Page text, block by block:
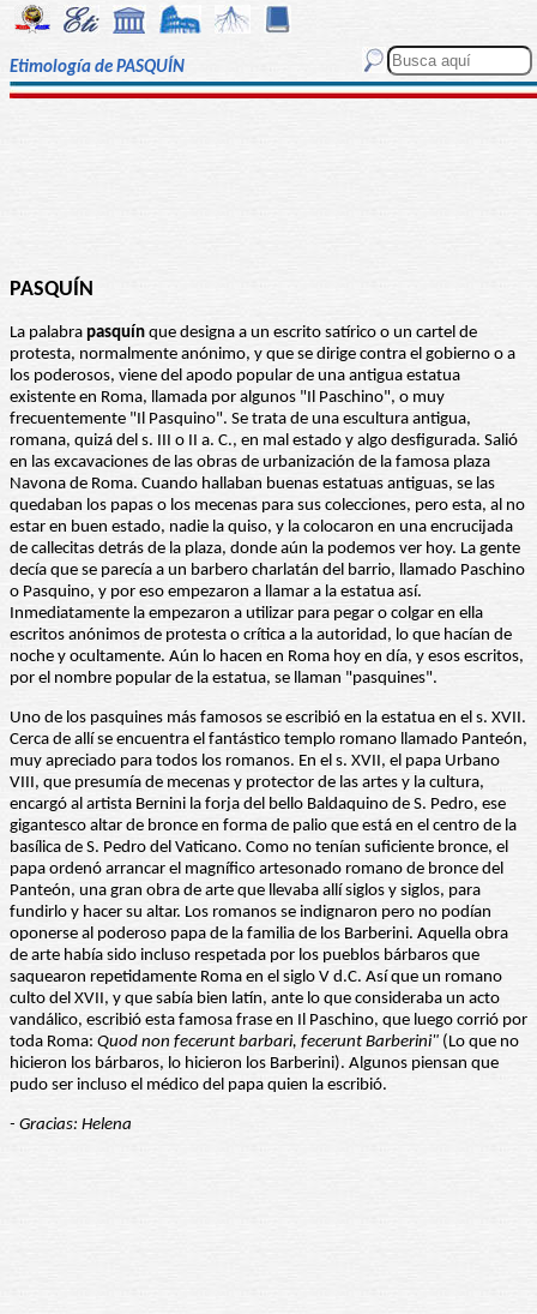
Etimología de PASQUÍN
PASQUÍN
La palabra pasquín que designa a un escrito satírico o un cartel de
protesta, normalmente anónimo, y que se dirige contra el gobierno o a
los poderosos, viene del apodo popular de una antigua estatua
existente en Roma, llamada por algunos "Il Paschino", o muy
frecuentemente "Il Pasquino". Se trata de una escultura antigua,
romana, quizá del s. III o II a. C., en mal estado y algo desfigurada. Salió
en las excavaciones de las obras de urbanización de la famosa plaza
Navona de Roma. Cuando hallaban buenas estatuas antiguas, se las
quedaban los papas o los mecenas para sus colecciones, pero esta, al no
estar en buen estado, nadie la quiso, y la colocaron en una encrucijada
de callecitas detrás de la plaza, donde aún la podemos ver hoy. La gente
decía que se parecía a un barbero charlatán del barrio, llamado Paschino
o Pasquino, y por eso empezaron a llamar a la estatua así.
Inmediatamente la empezaron a utilizar para pegar o colgar en ella
escritos anónimos de protesta o crítica a la autoridad, lo que hacían de
noche y ocultamente. Aún lo hacen en Roma hoy en día, y esos escritos,
por el nombre popular de la estatua, se llaman "pasquines".
Uno de los pasquines más famosos se escribió en la estatua en el s. XVII.
Cerca de allí se encuentra el fantástico templo romano llamado Panteón,
muy apreciado para todos los romanos. En el s. XVII, el papa Urbano
VIII, que presumía de mecenas y protector de las artes y la cultura,
encargó al artista Bernini la forja del bello Baldaquino de S. Pedro, ese
gigantesco altar de bronce en forma de palio que está en el centro de la
basílica de S. Pedro del Vaticano. Como no tenían suficiente bronce, el
papa ordenó arrancar el magnífico artesonado romano de bronce del
Panteón, una gran obra de arte que llevaba allí siglos y siglos, para
fundirlo y hacer su altar. Los romanos se indignaron pero no podían
oponerse al poderoso papa de la familia de los Barberini. Aquella obra
de arte había sido incluso respetada por los pueblos bárbaros que
saquearon repetidamente Roma en el siglo V d.C. Así que un romano
culto del XVII, y que sabía bien latín, ante lo que consideraba un acto
vandálico, escribió esta famosa frase en Il Paschino, que luego corrió por
toda Roma: Quod non fecerunt barbari, fecerunt Barberini" (Lo que no
hicieron los bárbaros, lo hicieron los Barberini). Algunos piensan que
pudo ser incluso el médico del papa quien la escribió.
- Gracias: Helena